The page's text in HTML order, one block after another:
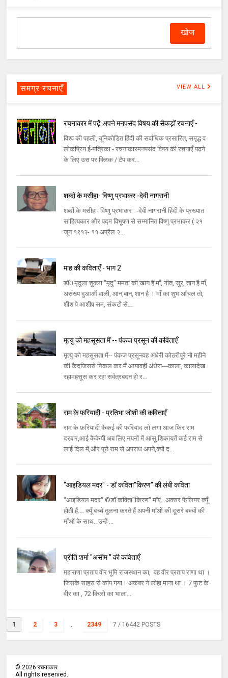
समग्र रचनाएँ VIEW ALL
रचनाकार में पढ़ें अपने मनपसंद विषय की सैकड़ों रचनाएँ -
विश्व की पहली, यूनिकोडित हिंदी की सर्वाधिक प्रसारित, समृद्ध व
लोकप्रिय ई-पत्रिका - रचनाकारमनपसंद विषय की रचनाएँ पढ़ने
के लिए उस पर क्लिक / टैप कर...
शब्दों के मसीहा- विष्णु प्रभाकर -देवी नागरानी
शब्दों के मसीहा- विष्णु प्रभाकर -देवी नागरानी हिंदी के प्रख्यात
साहित्यकार और पद्म विभूषण से सम्मानित विष्णु प्रभाकर ( २१
जून १९१२- ११ अप्रैल २...
माह की कविताएँ - भाग 2
डॉ0 मृदुला शुक्ला "मृदु" ममता की खान है माँ, गीत, सुर, तान है माँ,
असंख्य दुआओं वाली, आन,बान, शान है । माँ का शुभ आँचल तो,
शीश पे आशीष सम, संकटों से...
मृत्यु को महसूसता मैं -- पंकज प्रसून की कविताएँ
मृत्यु को महसूसता मैं-- पंकज प्रसूनवह अंधेरी कोठरीपूरे नौ महीने
की कैदजिससे निकल कर मैं आयावहीं अंधेरा---काला, कालादेख
रहामहसूस कर रहा सर्वत्रबदन हो र...
राम के फरियादी - प्रतिभा जोशी की कविताएँ
राम के फ़रियादी कैकई की फरियाद लो लगा आज फिर राम
दरबार,आई कैकेयी अब लिए नयनों में आंसू,शिकायतें कई राम से
लाई दिल में,और पूछे राम से अपराध अपने,क्यों द...
"आइडियल मदर" - डॉ कविता"किरण" की लंबी कविता
"आइडियल मदर" ©डॉ कविता"किरण" माँएं.. अक्सर फैलियर क्यूँ
होती हैं.... क्यूँ बच्चे तुलना करते हैं अपनी माँओं की दूसरे बच्चों की
माँओं के साथ.. उन्हें ...
प्रीति शर्मा "असीम " की कविताएँ
महाराणा प्रताप वीर भूमि राजस्थान का, वह वीर प्रताप राणा था ।
जिसके साहस से कांप गया। अकबर ने लोहा माना था । 7 फुट के
वीर का , 72 किलो का भाला...
1 2 3 ... 2349 7 / 16442 POSTS
©2026 रचनाकार
All rights reserved.